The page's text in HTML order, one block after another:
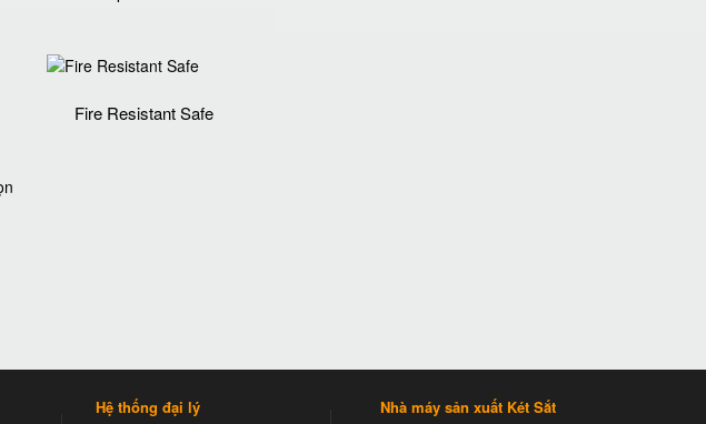
Fire Resistant Safe
Hệ thống đại lý
Nhà máy sản xuất Két Sắt